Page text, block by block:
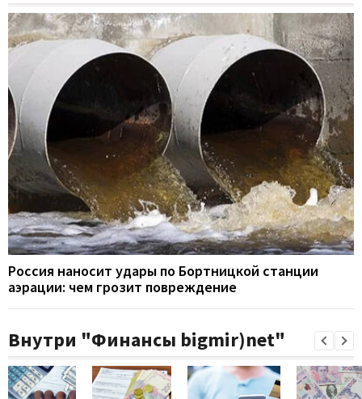
Россия наносит удары по Бортницкой станции
аэрации: чем грозит повреждение
Внутри "Финансы bigmir)net"